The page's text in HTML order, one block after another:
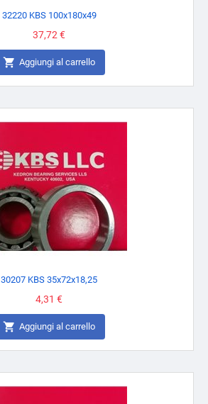
32220 KBS 100x180x49
Prezzo
37,72 €
 Aggiungi al carrello
30207 KBS 35x72x18,25
Prezzo
4,31 €
 Aggiungi al carrello